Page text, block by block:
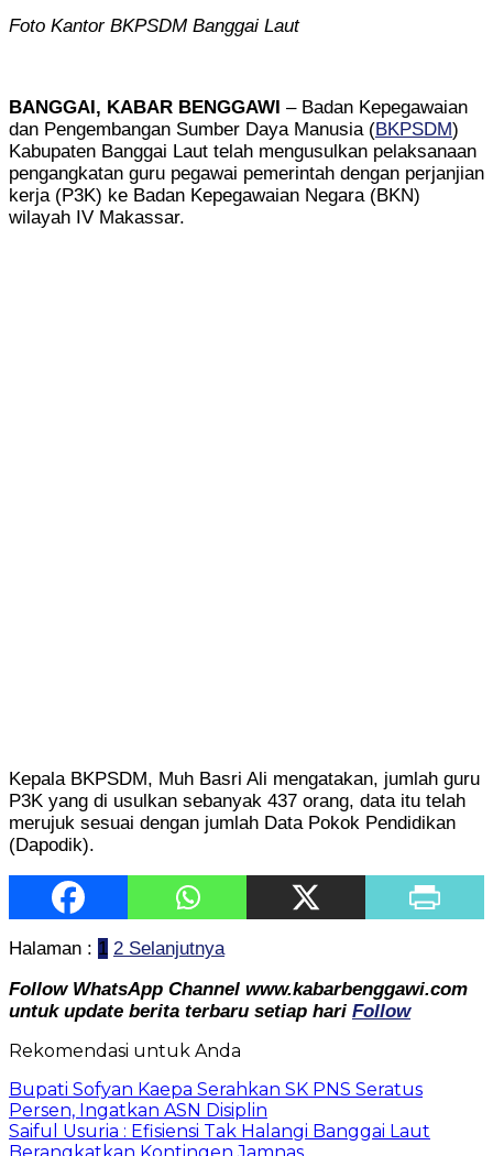
Foto Kantor BKPSDM Banggai Laut
BANGGAI, KABAR BENGGAWI – Badan Kepegawaian
dan Pengembangan Sumber Daya Manusia (BKPSDM)
Kabupaten Banggai Laut telah mengusulkan pelaksanaan
pengangkatan guru pegawai pemerintah dengan perjanjian
kerja (P3K) ke Badan Kepegawaian Negara (BKN)
wilayah IV Makassar.
Kepala BKPSDM, Muh Basri Ali mengatakan, jumlah guru
P3K yang di usulkan sebanyak 437 orang, data itu telah
merujuk sesuai dengan jumlah Data Pokok Pendidikan
(Dapodik).
Halaman : 1 2 Selanjutnya
Follow WhatsApp Channel www.kabarbenggawi.com
untuk update berita terbaru setiap hari Follow
Rekomendasi untuk Anda
Bupati Sofyan Kaepa Serahkan SK PNS Seratus
Persen, Ingatkan ASN Disiplin
Saiful Usuria : Efisiensi Tak Halangi Banggai Laut